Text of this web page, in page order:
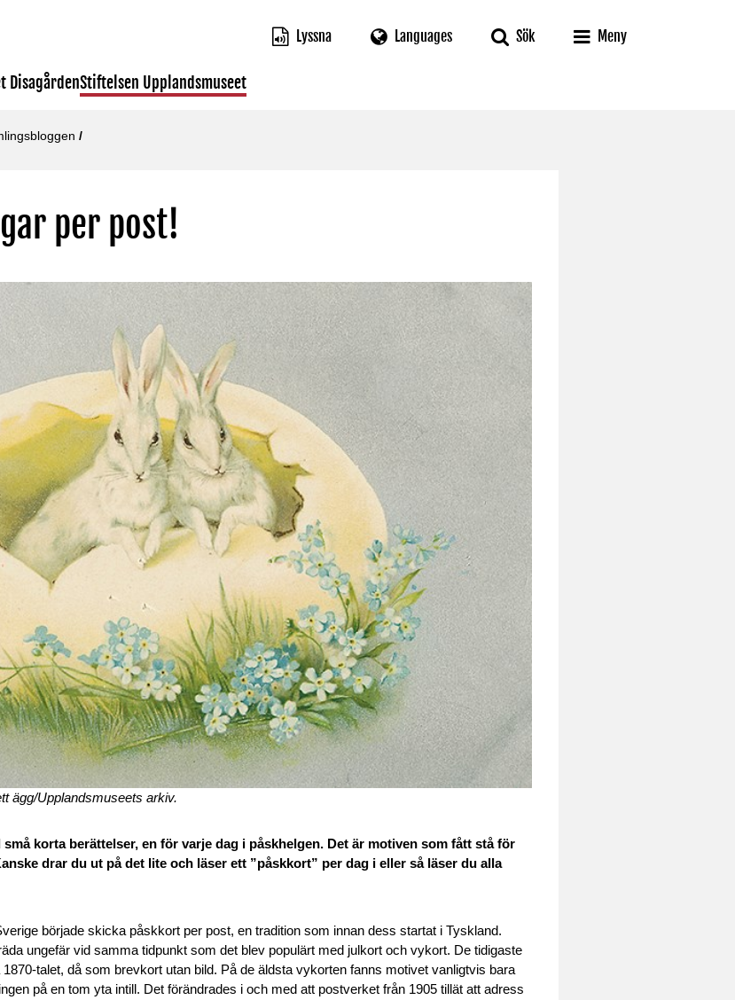
Lyssna Languages Sök Meny
DisagårdenStiftelsen Upplandsmuseet
/
per post!
ägg/Upplandsmuseets arkiv.
korta berättelser, en för varje dag i påskhelgen. Det är motiven som fått stå för
drar du ut på det lite och läser ett ”påskkort” per dag i eller så läser du alla
började skicka påskkort per post, en tradition som innan dess startat i Tyskland.
ungefär vid samma tidpunkt som det blev populärt med julkort och vykort. De tidigaste
talet, då som brevkort utan bild. På de äldsta vykorten fanns motivet vanligtvis bara
på en tom yta intill. Det förändrades i och med att postverket från 1905 tillät att adress